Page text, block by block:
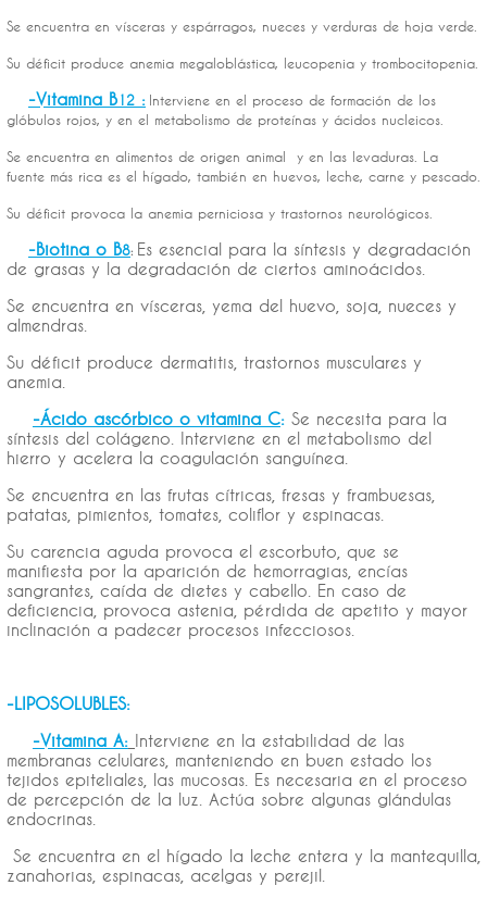
Se encuentra en vísceras y espárragos, nueces y verduras de hoja verde.
Su déficit produce anemia megaloblástica, leucopenia y trombocitopenia.
-Vitamina B 12 : Interviene en el proceso de formación de los
glóbulos rojos, y en el metabolismo de proteínas y ácidos nucleicos.
Se encuentra en alimentos de origen animal y en las levaduras. La
fuente más rica es el hígado, también en huevos, leche, carne y pescado.
Su déficit provoca la anemia perniciosa y trastornos neurológicos.
-Biotina o B8: Es esencial para la síntesis y degradación
de grasas y la degradación de ciertos aminoácidos.
Se encuentra en vísceras, yema del huevo, soja, nueces y
almendras.
Su déficit produce dermatitis, trastornos musculares y
anemia.
-Ácido ascórbico o vitamina C: Se necesita para la
síntesis del colágeno. Interviene en el metabolismo del
hierro y acelera la coagulación sanguínea.
Se encuentra en las frutas cítricas, fresas y frambuesas,
patatas, pimientos, tomates, coliflor y espinacas.
Su carencia aguda provoca el escorbuto, que se
manifiesta por la aparición de hemorragias, encías
sangrantes, caída de dietes y cabello. En caso de
deficiencia, provoca astenia, pérdida de apetito y mayor
inclinación a padecer procesos infecciosos.
-LIPOSOLUBLES:
-Vitamina A:
Interviene en la estabilidad de las
membranas celulares, manteniendo en buen estado los
tejidos epiteliales, las mucosas. Es necesaria en el proceso
de percepción de la luz. Actúa sobre algunas glándulas
endocrinas.
Se encuentra en el hígado la leche entera y la mantequilla,
zanahorias, espinacas, acelgas y perejil.